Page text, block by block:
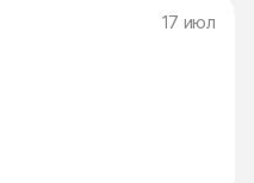
17 июл